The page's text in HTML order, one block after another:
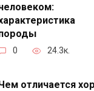
0 24.3к.
отличается